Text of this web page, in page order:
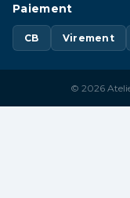
Paiement
CB Virement
© 2026